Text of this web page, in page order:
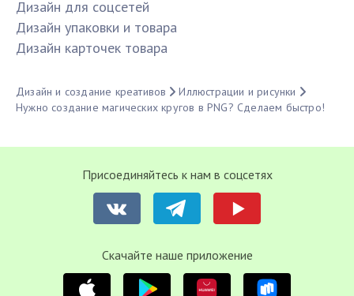
Дизайн для соцсетей
Дизайн упаковки и товара
Дизайн карточек товара
Дизайн и создание креативов
Иллюстрации и рисунки
Нужно создание магических кругов в PNG? Сделаем быстро!
Присоединяйтесь к нам в соцсетях
Cкачайте наше приложение